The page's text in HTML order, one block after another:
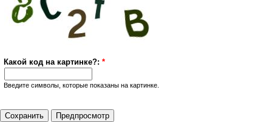
Какой код на картинке?:*
Введите символы, которые показаны на картинке.